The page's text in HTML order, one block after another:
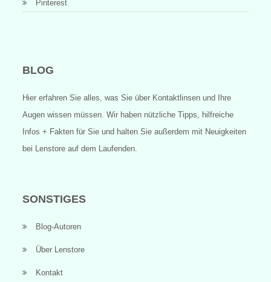
BLOG
Hier erfahren Sie alles, was Sie über Kontaktlinsen und Ihre
Augen wissen müssen. Wir haben nützliche Tipps, hilfreiche
Infos + Fakten für Sie und halten Sie außerdem mit Neuigkeiten
bei Lenstore auf dem Laufenden.
Pinterest
SONSTIGES
Blog-Autoren
Über Lenstore
Kontakt